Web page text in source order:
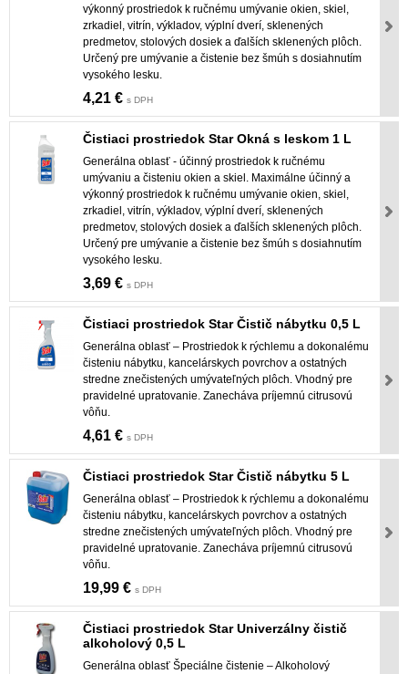
výkonný prostriedok k ručnému umývanie okien, skiel,
zrkadiel, vitrín, výkladov, výplní dverí, sklenených
predmetov, stolových dosiek a ďalších sklenených plôch.
Určený pre umývanie a čistenie bez šmúh s dosiahnutím
vysokého lesku.
4,21 € s DPH
Čistiaci prostriedok Star Okná s leskom 1 L
Generálna oblasť - účinný prostriedok k ručnému
umývaniu a čisteniu okien a skiel. Maximálne účinný a
výkonný prostriedok k ručnému umývanie okien, skiel,
zrkadiel, vitrín, výkladov, výplní dverí, sklenených
predmetov, stolových dosiek a ďalších sklenených plôch.
Určený pre umývanie a čistenie bez šmúh s dosiahnutím
vysokého lesku.
3,69 € s DPH
Čistiaci prostriedok Star Čistič nábytku 0,5 L
Generálna oblasť – Prostriedok k rýchlemu a dokonalému
čisteniu nábytku, kancelárskych povrchov a ostatných
stredne znečistených umývateľných plôch. Vhodný pre
pravidelné upratovanie. Zanecháva príjemnú citrusovú
vôňu.
4,61 € s DPH
Čistiaci prostriedok Star Čistič nábytku 5 L
Generálna oblasť – Prostriedok k rýchlemu a dokonalému
čisteniu nábytku, kancelárskych povrchov a ostatných
stredne znečistených umývateľných plôch. Vhodný pre
pravidelné upratovanie. Zanecháva príjemnú citrusovú
vôňu.
19,99 € s DPH
Čistiaci prostriedok Star Univerzálny čistič
alkoholový 0,5 L
Generálna oblasť Špeciálne čistenie – Alkoholový